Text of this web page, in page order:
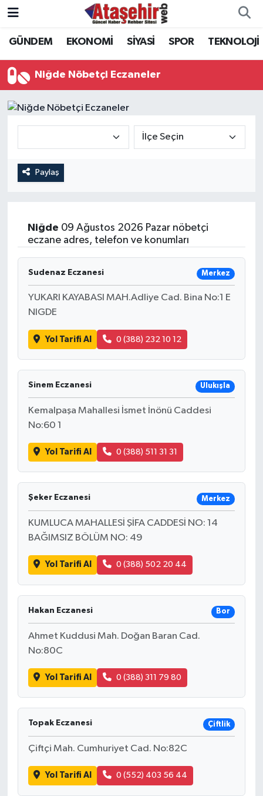
GÜNDEM EKONOMİ SİYASİ SPOR TEKNOLOJİ
Niğde Nöbetçi Eczaneler
Paylaş
Niğde 09 Ağustos 2026 Pazar nöbetçi
eczane adres, telefon ve konumları
Sudenaz Eczanesi Merkez
YUKARI KAYABASI MAH.Adliye Cad. Bina No:1 E
NIGDE
Yol Tarifi Al 0 (388) 232 10 12
Sinem Eczanesi Ulukışla
Kemalpaşa Mahallesi İsmet İnönü Caddesi
No:60 1
Yol Tarifi Al 0 (388) 511 31 31
Şeker Eczanesi Merkez
KUMLUCA MAHALLESİ ŞİFA CADDESİ NO: 14
BAĞIMSIZ BÖLÜM NO: 49
Yol Tarifi Al 0 (388) 502 20 44
Hakan Eczanesi Bor
Ahmet Kuddusi Mah. Doğan Baran Cad.
No:80C
Yol Tarifi Al 0 (388) 311 79 80
Topak Eczanesi Çiftlik
Çiftçi Mah. Cumhuriyet Cad. No:82C
Yol Tarifi Al 0 (552) 403 56 44
Hava Durumu
Trafik Durumu
Süper Lig Puan Durumu ve Fikstür
Son Dakika Haberleri